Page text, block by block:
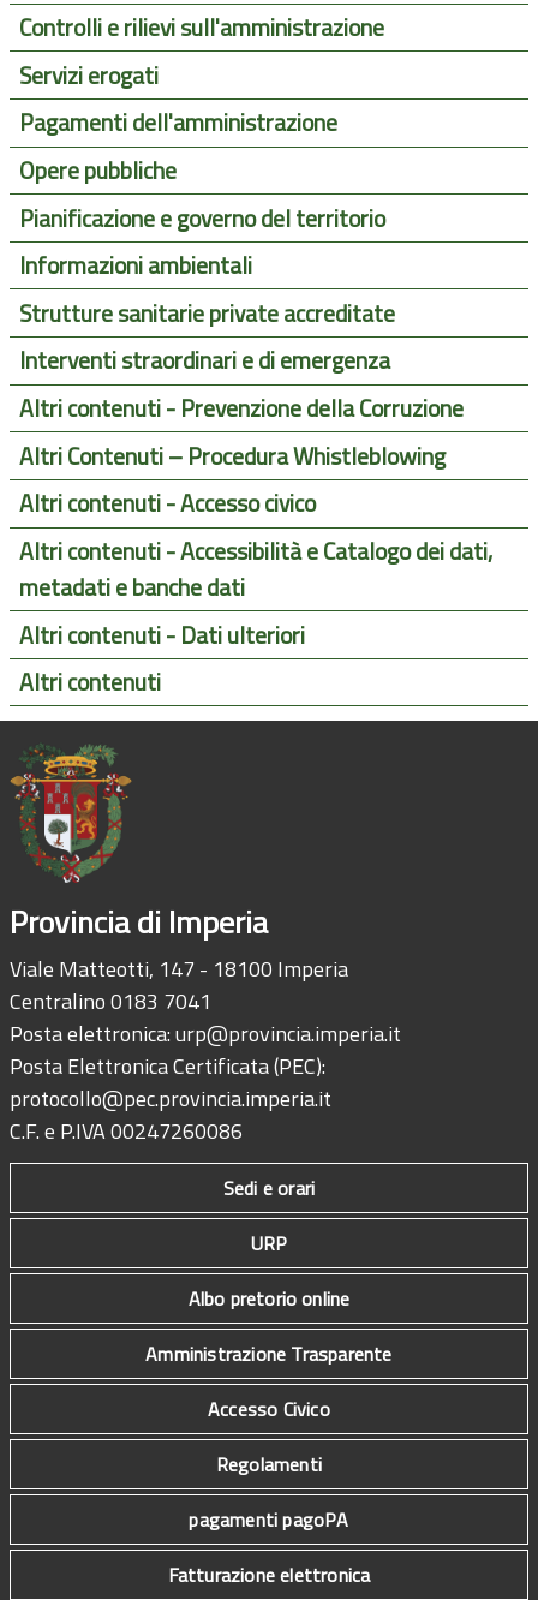
Controlli e rilievi sull'amministrazione
Servizi erogati
Pagamenti dell'amministrazione
Opere pubbliche
Pianificazione e governo del territorio
Informazioni ambientali
Strutture sanitarie private accreditate
Interventi straordinari e di emergenza
Altri contenuti - Prevenzione della Corruzione
Altri Contenuti – Procedura Whistleblowing
Altri contenuti - Accesso civico
Altri contenuti - Accessibilità e Catalogo dei dati,
metadati e banche dati
Altri contenuti - Dati ulteriori
Altri contenuti
Provincia di Imperia
Viale Matteotti, 147 - 18100 Imperia
Centralino 0183 7041
Posta elettronica:urp@provincia.imperia.it
Posta Elettronica Certificata (PEC):
protocollo@pec.provincia.imperia.it
C.F. e P.IVA 00247260086
Sedi e orari
URP
Albo pretorio online
Amministrazione Trasparente
Accesso Civico
Regolamenti
pagamenti pagoPA
Fatturazione elettronica